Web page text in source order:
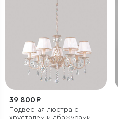
39 800 ₽
Подвесная люстра с
хрусталем и абажурами